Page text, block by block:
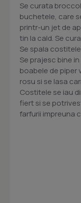
Se curata
buchetele, care
printr-un jet de
tin la cald. Se
Se spala
Se prajesc bine
boabele de piper
rosu si se lasa
Costitele se iau
fiert si se
farfurii impreuna